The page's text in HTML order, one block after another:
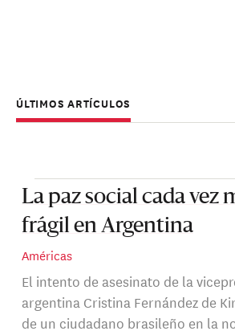
ÚLTIMOS ARTÍCULOS
La paz social cada vez
frágil en Argentina
Américas
El intento de asesinato de la
argentina Cristina Fernández de
de un ciudadano brasileño en la